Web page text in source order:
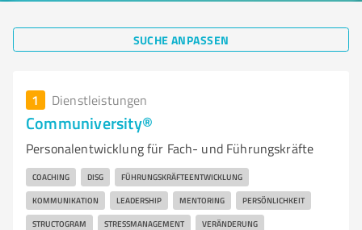
SUCHE ANPASSEN
1 Dienstleistungen
Communiversity®
Personalentwicklung für Fach- und Führungskräfte
COACHING DISG FÜHRUNGSKRÄFTEENTWICKLUNG
KOMMUNIKATION LEADERSHIP MENTORING PERSÖNLICHKEIT
STRUCTOGRAM STRESSMANAGEMENT VERÄNDERUNG